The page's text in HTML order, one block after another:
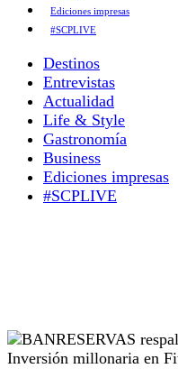
Ediciones impresas
#SCPLIVE
Destinos
Entrevistas
Actualidad
Life & Style
Gastronomía
Business
Ediciones impresas
#SCPLIVE